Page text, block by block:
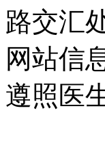
路交汇
网站信
遵照医